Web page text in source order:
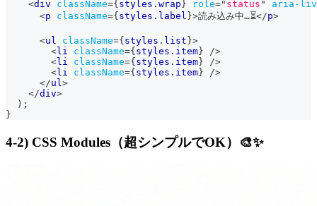
<div className={ styles . wrap } role=" status "
aria-
<p className={ styles . label }>読み込み中…⏳</p>
<ul className={ styles . list }>
<li className={ styles . item }
/>
<li className={ styles . item }
/>
<li className={ styles . item }
/>
</ul >
</div>
) ;
}
4-2) CSS Modules（超シンプルでOK）🎨✨